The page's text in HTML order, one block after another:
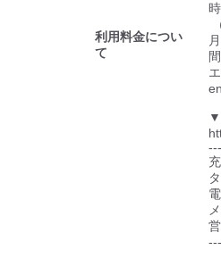
利用料金につい
て
▼